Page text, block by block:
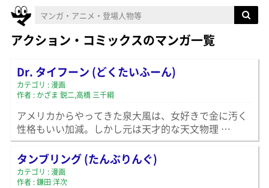
アクション・コミックスのマンガ一覧
Dr. タイフーン (どくたいふーん)
カテゴリ : 漫画
作者 : かざま 鋭二,高橋 三千綱
アメリカからやってきた泉大風は、女好きで金に汚く
性格もいい加減。しかし元は天才的な天文物理 …
タンブリング (たんぶりんぐ)
カテゴリ : 漫画
作者 : 鎌田 洋次